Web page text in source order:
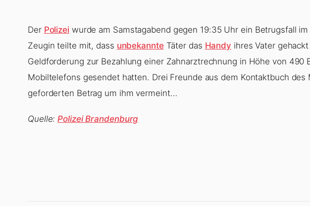
Der Polizeiwurde am Samstagabend gegen 19:35 Uhr ein Betrugsfall
Zeugin teilte mit, dass unbekannteTäter das Handy ihres Vater
Geldforderung zur Bezahlung einer Zahnarztrechnung in Höhe von 490
Mobiltelefons gesendet hatten. Drei Freunde aus dem Kontaktbuch des
geforderten Betrag um ihm vermeint…
Quelle:Polizei Brandenburg